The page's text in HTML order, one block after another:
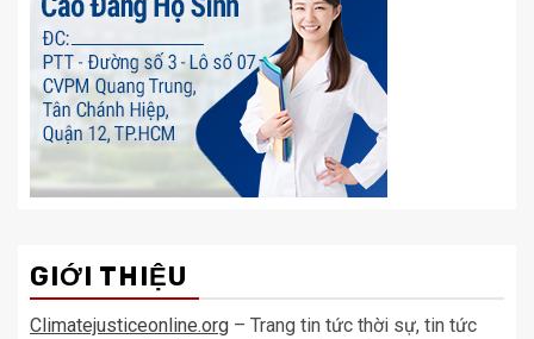
GIỚI THIỆU
Climatejusticeonline.org – Trang tin tức thời sự, tin tức